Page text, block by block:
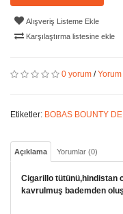
Alışveriş Listeme Ekle
Karşılaştırma listesine ekle
0 yorum /
Etiketler: BOBAS BOUNTY
Açıklama Yorumlar (0)
Cigarillo tütünü,hindistan
kavrulmuş bademden